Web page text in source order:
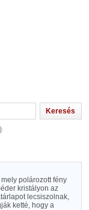
polározott fény
kristályon az
lecsiszolnak,
ketté, hogy a